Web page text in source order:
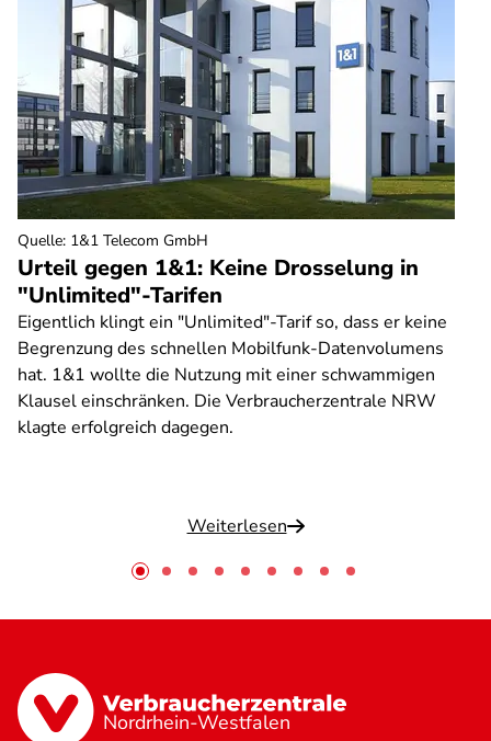
Urteil gegen 1&1: Keine Drosselung in
"Unlimited"-Tarifen
Eigentlich klingt ein "Unlimited"-Tarif so, dass er keine
Begrenzung des schnellen Mobilfunk-Datenvolumens
hat. 1&1 wollte die Nutzung mit einer schwammigen
Klausel einschränken. Die Verbraucherzentrale NRW
klagte erfolgreich dagegen.
Weiterlesen
Quelle: 1&1 Telecom GmbH
Nordrhein-Westfalen